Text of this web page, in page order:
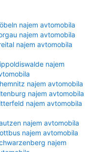
najem avtomobila
najem avtomobila
najem avtomobila
najem
najem avtomobila
najem avtomobila
najem avtomobila
najem avtomobila
najem avtomobila
najem